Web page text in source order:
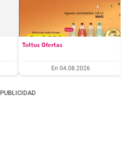
Tottus Ofertas
En 04.08.2026
PUBLICIDAD